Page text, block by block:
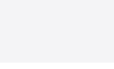
al het groen.
degelijk. Na
te